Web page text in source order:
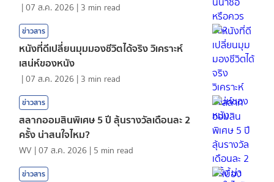
|07 ส.ค. 2026 | 3 min read
ข่าวสาร
หนังที่ดีเปลี่ยนมุมมองชีวิตได้จริง วิเคราะห์
เสน่ห์ของหนัง
|07 ส.ค. 2026 | 3 min read
ข่าวสาร
สลากออมสินพิเศษ 5 ปี ลุ้นรางวัลเดือนละ 2
ครั้ง น่าสนใจไหม?
WV |07 ส.ค. 2026 | 5 min read
ข่าวสาร